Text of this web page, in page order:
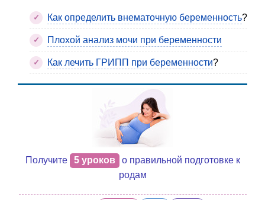
Как определить внематочную беременность?
Плохой анализ мочи при беременности
Как лечить ГРИПП при беременности?
Получите 5 уроков
о правильной подготовке к
родам